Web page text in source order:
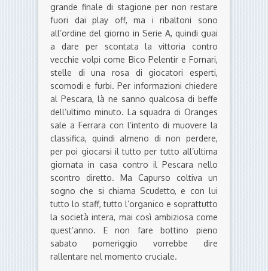
grande finale di stagione per non restare
fuori dai play off, ma i ribaltoni sono
all’ordine del giorno in Serie A, quindi guai
a dare per scontata la vittoria contro
vecchie volpi come Bico Pelentir e Fornari,
stelle di una rosa di giocatori esperti,
scomodi e furbi. Per informazioni chiedere
al Pescara, là ne sanno qualcosa di beffe
dell’ultimo minuto. La squadra di Oranges
sale a Ferrara con l’intento di muovere la
classifica, quindi almeno di non perdere,
per poi giocarsi il tutto per tutto all’ultima
giornata in casa contro il Pescara nello
scontro diretto. Ma Capurso coltiva un
sogno che si chiama Scudetto, e con lui
tutto lo staff, tutto l’organico e soprattutto
la società intera, mai così ambiziosa come
quest’anno. E non fare bottino pieno
sabato pomeriggio vorrebbe dire
rallentare nel momento cruciale.